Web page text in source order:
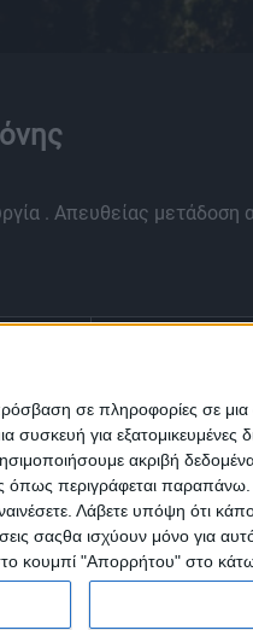
σε πληροφορίες σε
για εξατομικευμένες
ακριβή
περιγράφεται παραπάνω.
Λάβετε υπόψη ότι
σαςθα ισχύουν μόνο για
κουμπί "Απορρήτου" στο κάτω
. Απευθείας μετάδοση
Classics
Trailers